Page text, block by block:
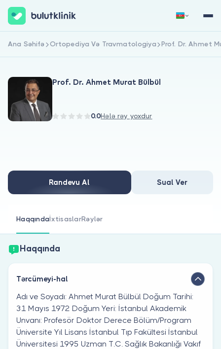
Həkimlər üçün
Həkim siniz?
Qeydiyyat Daxil Ol
Ana Səhifə Ortopediya Və Travmatologiya Prof. Dr. Ahmet
Prof. Dr. Ahmet Murat Bülbül
0.0Hələ rəy yoxdur
Randevu Al Sual Ver
HaqqındaİxtisaslarRəylər
Haqqında
Tərcümeyi-hal
Adı ve Soyadı: Ahmet Murat Bülbül Doğum Tarihi:
31 Mayıs 1972 Doğum Yeri: İstanbul Akademik
Unvanı: Profesör Doktor Derece Bölüm/Program
Üniversite Yıl Lisans İstanbul Tıp Fakültesi İstanbul
Üniversitesi 1995 Uzman T.C. Sağlık Bakanlığı Vakıf